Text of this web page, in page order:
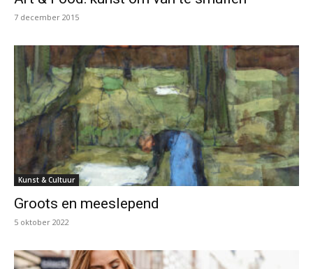
7 december 2015
Kunst & Cultuur
Groots en meeslepend
5 oktober 2022